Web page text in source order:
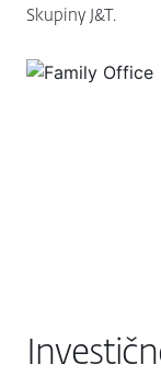
Skupiny J&T.